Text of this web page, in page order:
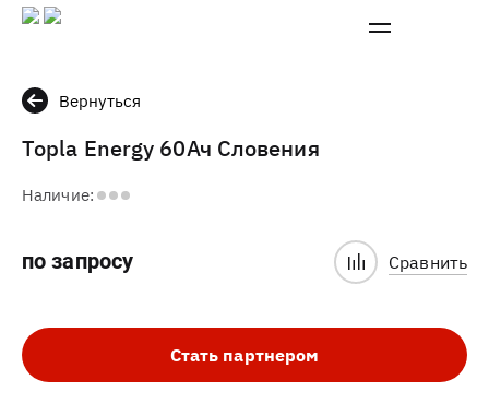
Вернуться
Topla Energy 60Ач Словения
Наличие:
по запросу Сравнить
Стать партнером